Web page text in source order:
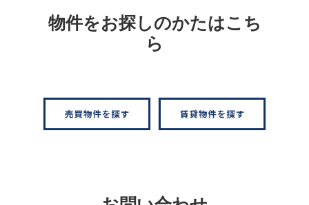
物件をお探しのかたはこち
ら